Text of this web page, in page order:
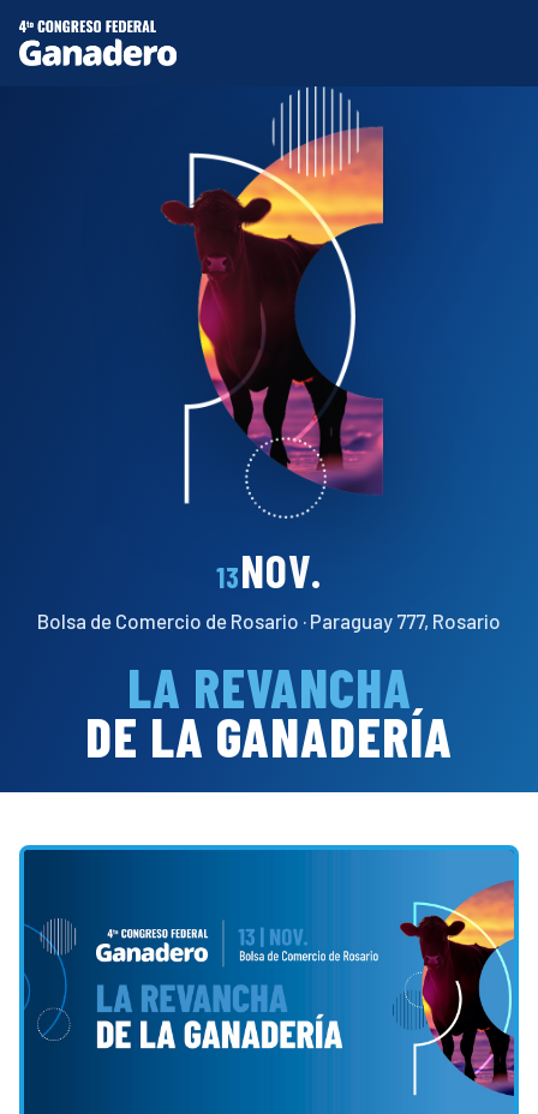
13NOV.
Bolsa de Comercio de Rosario · Paraguay 777, Rosario
LA REVANCHA
DE LA GANADERÍA